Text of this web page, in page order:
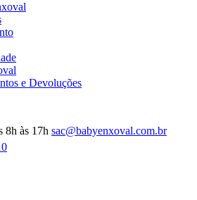
e Devoluções
8h às 17h sac@babyenxoval.com.br